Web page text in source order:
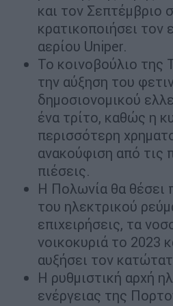
και τον Σεπτέμβριο
κρατικοποιήσει τον
αερίου Uniper.
Το κοινοβούλιο της
την αύξηση του
δημοσιονομικού
ένα τρίτο, καθώς η
περισσότερη
ανακούφιση από τις
πιέσεις.
Η Πολωνία θα θέσει
του ηλεκτρικού
επιχειρήσεις, τα
νοικοκυριά το 2023
αυξήσει τον
Η ρυθμιστική αρχή
ενέργειας της